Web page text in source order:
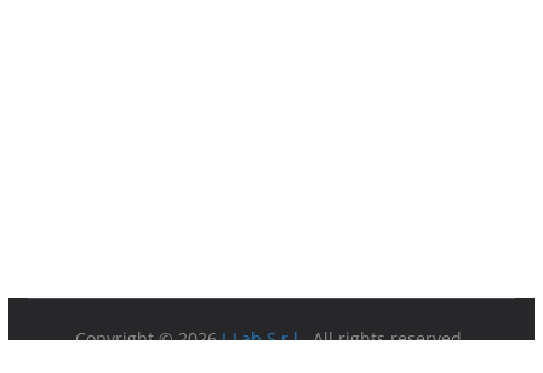
Copyright © 2026I-Lab S.r.l.. All rights reserved.